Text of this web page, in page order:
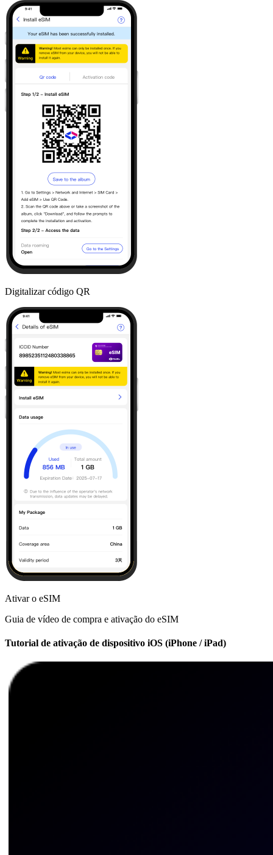
Digitalizar código QR
Ativar o eSIM
Guia de vídeo de compra e ativação do eSIM
Tutorial de ativação de dispositivo iOS (iPhone / iPad)